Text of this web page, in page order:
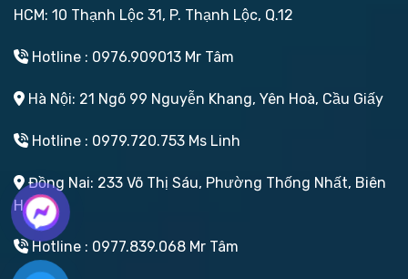
HCM: 10 Thạnh Lộc 31, P. Thạnh Lộc, Q.12
Hotline : 0976.909013 Mr Tâm
Hà Nội: 21 Ngõ 99 Nguyễn Khang, Yên Hoà, Cầu Giấy
Hotline : 0979.720.753 Ms Linh
Đồng Nai: 233 Võ Thị Sáu, Phường Thống Nhất, Biên
Hoà
Hotline : 0977.839.068 Mr Tâm